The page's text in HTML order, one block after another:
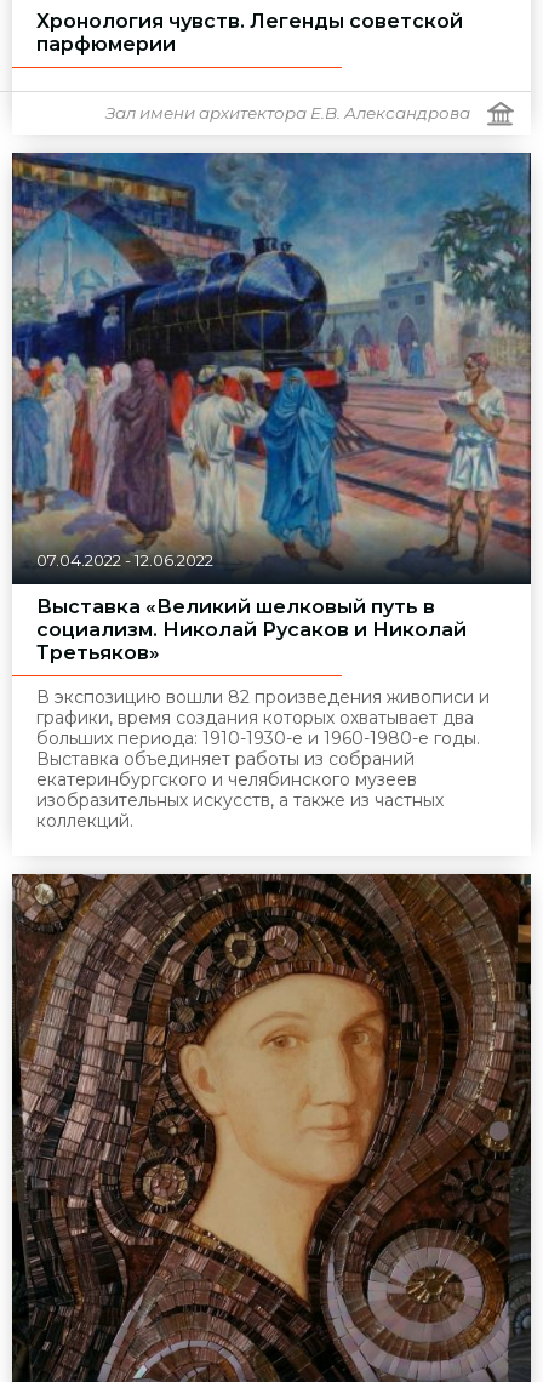
Хронология чувств. Легенды советской
парфюмерии
Зал имени архитектора Е.В. Александрова
07.04.2022 -12.06.2022
Выставка «Великий шелковый путь в
социализм. Николай Русаков и Николай
Третьяков»
В экспозицию вошли 82 произведения живописи и
графики, время создания которых охватывает два
больших периода: 1910-1930-е и 1960-1980-е годы.
Выставка объединяет работы из собраний
екатеринбургского и челябинского музеев
изобразительных искусств, а также из частных
коллекций.